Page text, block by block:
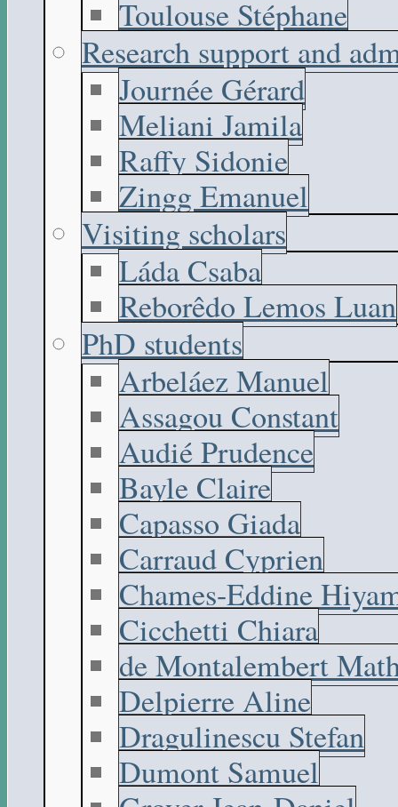
Toulouse Stéphane
Research support and
Journée Gérard
Meliani Jamila
Raffy Sidonie
Zingg Emanuel
Visiting scholars
Láda Csaba
Reborêdo Lemos Luan
PhD students
Arbeláez Manuel
Assagou Constant
Audié Prudence
Bayle Claire
Capasso Giada
Carraud Cyprien
Chames-Eddine
Cicchetti Chiara
de Montalembert
Delpierre Aline
Dragulinescu Stefan
Dumont Samuel